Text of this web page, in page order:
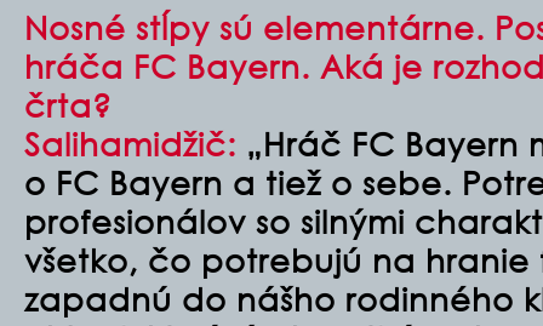
Nosné stĺpy sú elementárne.
hráča FC Bayern. Aká je
črta?
Salihamidžič: „Hráč FC Bayern
o FC Bayern a tiež o sebe.
profesionálov so silnými
všetko, čo potrebujú na
zapadnú do nášho rodinného